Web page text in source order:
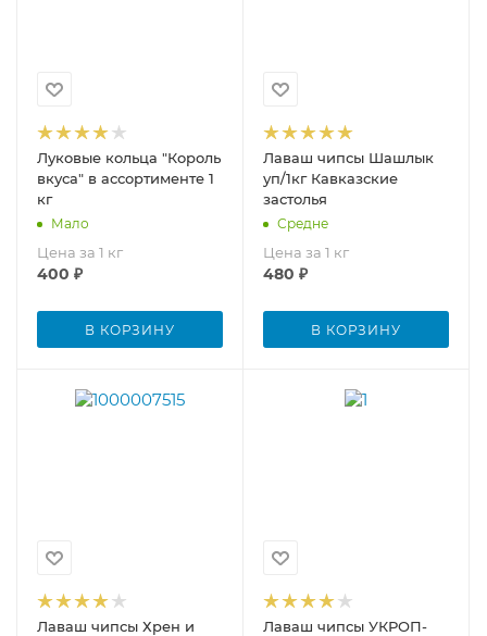
Луковые кольца "Король
вкуса" в ассортименте 1
кг
Мало
Цена за 1 кг
400 ₽
В КОРЗИНУ
Лаваш чипсы Шашлык
уп/1кг Кавказские
застолья
Средне
Цена за 1 кг
480 ₽
В КОРЗИНУ
Лаваш чипсы Хрен и
Лаваш чипсы УКРОП-